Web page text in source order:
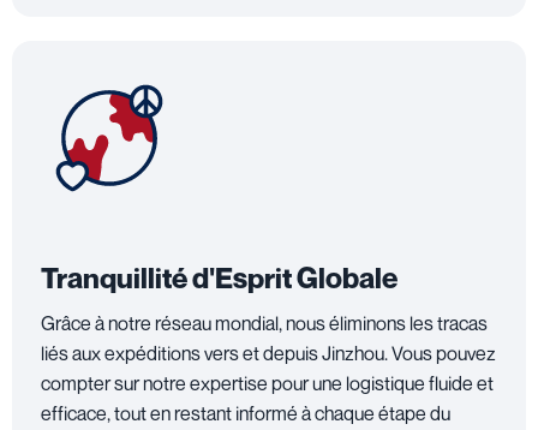
Tranquillité d'Esprit Globale
Grâce à notre réseau mondial, nous éliminons les tracas
liés aux expéditions vers et depuis Jinzhou. Vous pouvez
compter sur notre expertise pour une logistique fluide et
efficace, tout en restant informé à chaque étape du